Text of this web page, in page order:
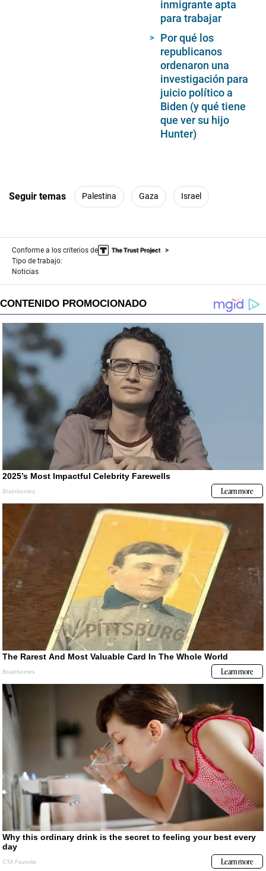
inmigrante apta
para trabajar
Por qué los
republicanos
ordenaron una
investigación para
juicio político a
Biden (y qué tiene
que ver su hijo
Hunter)
Seguir temas Palestina Gaza Israel
Conforme a los criterios de
Tipo de trabajo:
Noticias